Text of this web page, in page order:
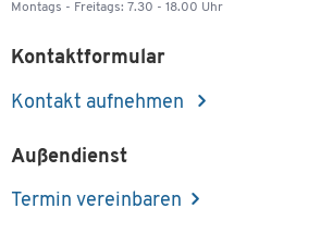
Montags - Freitags: 7.30 - 18.00 Uhr
Kontaktformular
Kontakt aufnehmen
Außendienst
Termin vereinbaren